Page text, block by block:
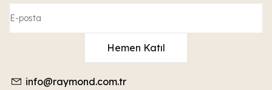
Hemen Katıl
info@raymond.com.tr